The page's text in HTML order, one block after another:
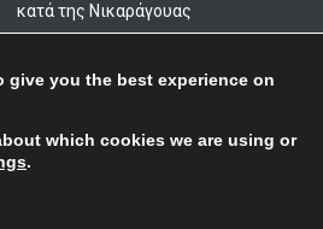
κατά της Νικαράγουας
πάρει τη θέση των
πυροσβεστών στη μάχη με
Top
give you the best experience on
which cookies we are using or
.